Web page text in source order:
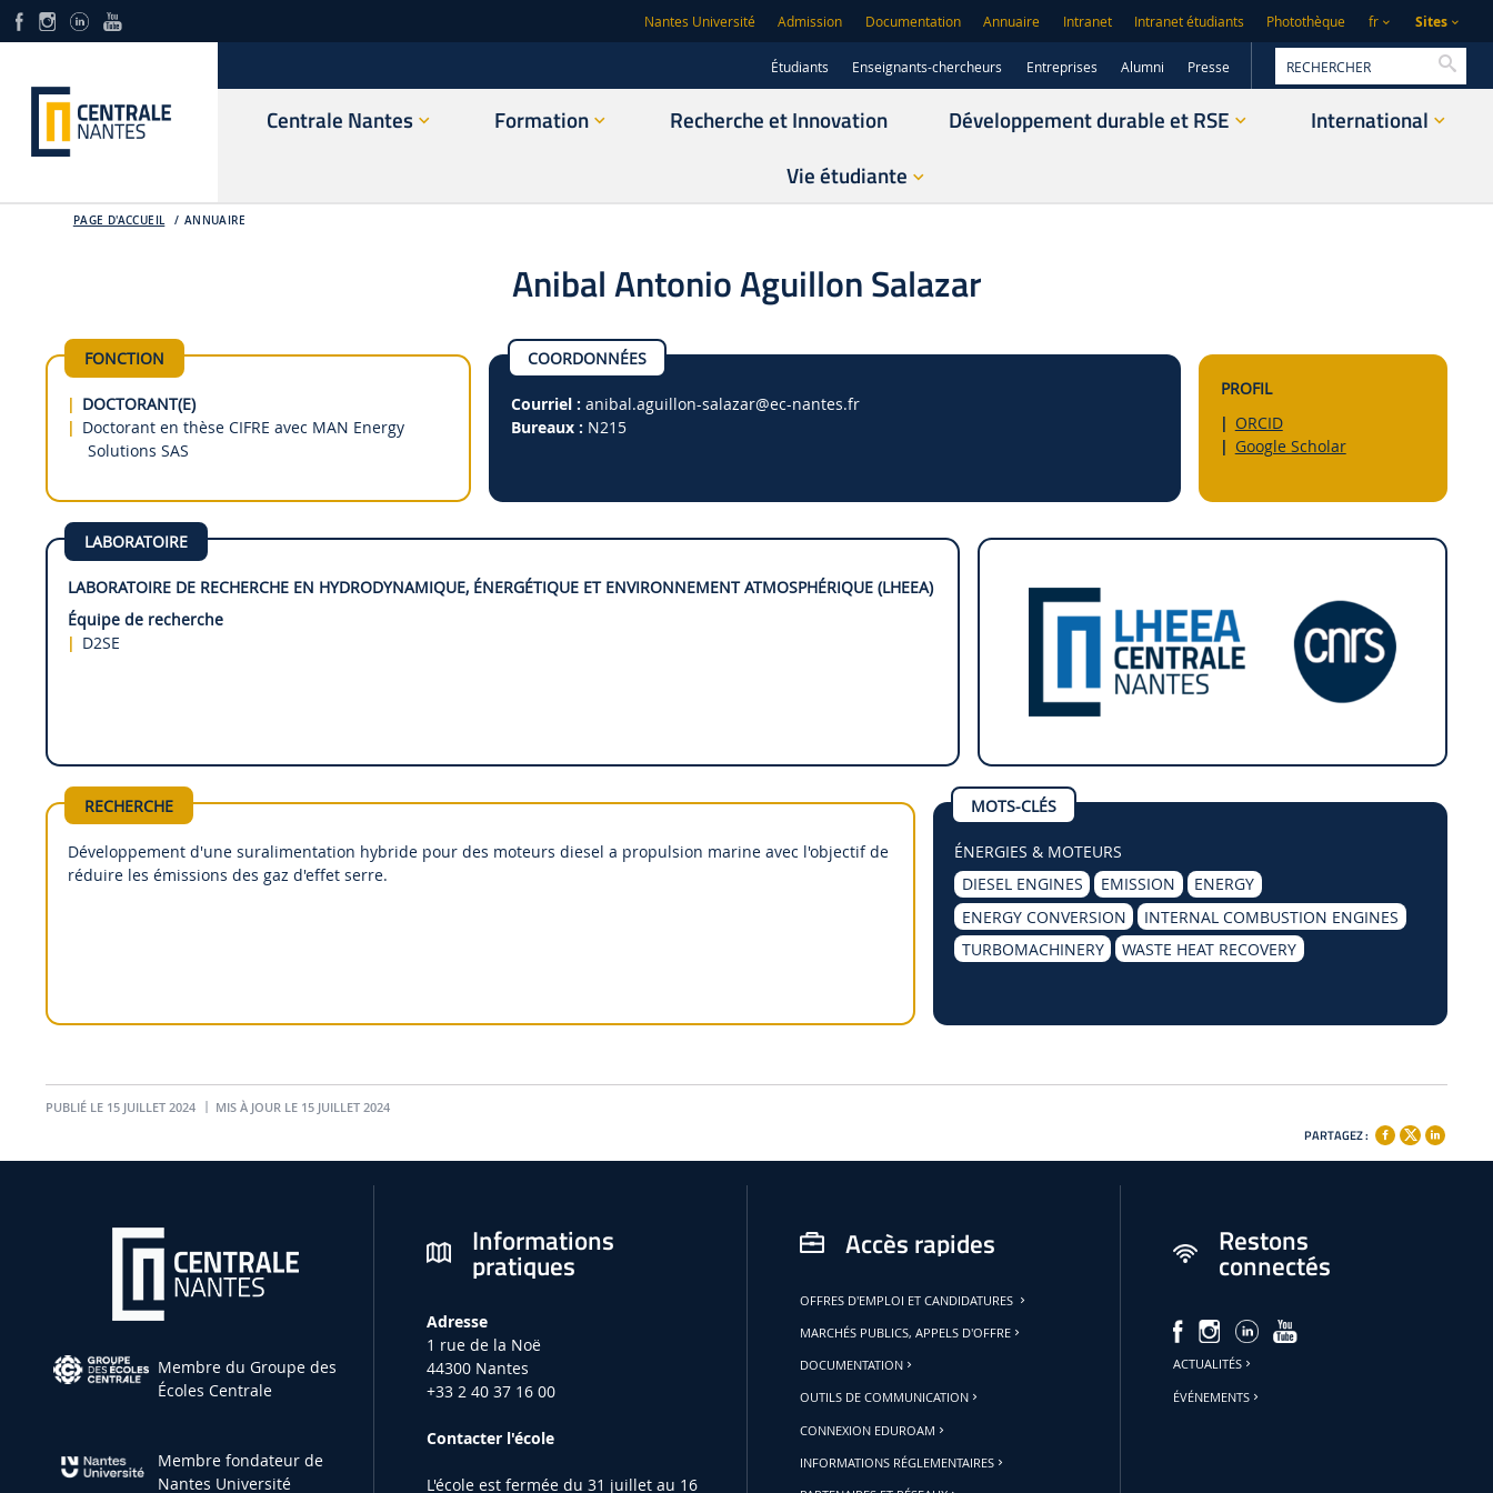
Nantes Université Admission Documentation Annuaire Intranet Intranet étudiants Photothèque fr Sites
Étudiants Enseignants-chercheurs Entreprises Alumni Presse
Centrale Nantes Formation Recherche et Innovation Développement durable et RSE
International
Vie étudiante
PAGE D'ACCUEIL ANNUAIRE
Anibal Antonio Aguillon Salazar
FONCTION
DOCTORANT(E)
Doctorant en thèse CIFRE avec MAN Energy
Solutions SAS
COORDONNÉES
Courriel : anibal.aguillon-salazar@ec-nantes.fr
Bureaux : N215
PROFIL
ORCID
Google Scholar
LABORATOIRE
LABORATOIRE DE RECHERCHE EN HYDRODYNAMIQUE, ÉNERGÉTIQUE ET ENVIRONNEMENT ATMOSPHÉRIQUE (LHEEA)
Équipe de recherche
D2SE
RECHERCHE
Développement d'une suralimentation hybride pour des moteurs diesel a propulsion marine avec l'objectif de
réduire les émissions des gaz d'effet serre.
MOTS-CLÉS
ÉNERGIES & MOTEURS
DIESEL ENGINES
EMISSION
ENERGY
ENERGY CONVERSION
INTERNAL COMBUSTION ENGINES
TURBOMACHINERY
WASTE HEAT RECOVERY
PUBLIÉ LE 15 JUILLET 2024 MIS À JOUR LE 15 JUILLET 2024
PARTAGEZ :
Membre du Groupe des
Écoles Centrale
Membre fondateur de
Nantes Université
Informations
pratiques
Adresse
1 rue de la Noë
44300 Nantes
+33 2 40 37 16 00
Contacter l'école
L'école est fermée du 31 juillet au 16
Accès rapides
OFFRES D'EMPLOI ET CANDIDATURES
MARCHÉS PUBLICS, APPELS D'OFFRE
DOCUMENTATION
OUTILS DE COMMUNICATION
CONNEXION EDUROAM
INFORMATIONS RÉGLEMENTAIRES
Restons
connectés
ACTUALITÉS
ÉVÉNEMENTS